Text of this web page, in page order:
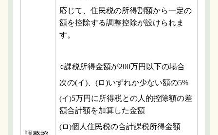
応じて、住民税の所得割額から一定の
額を控除する調整控除が設けられま
す。
○課税所得金額が200万円以下の場合
次の(イ)、(ロ)いずれか少ない額の5%
(イ)5万円に所得税との人的控除額の差
額合計額を加算した金額
(ロ)個人住民税の合計課税所得金額